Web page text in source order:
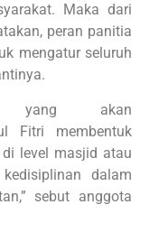
Maka dari
peran panitia
mengatur seluruh
yang akan
Fitri membentuk
level masjid atau
dalam
sebut anggota